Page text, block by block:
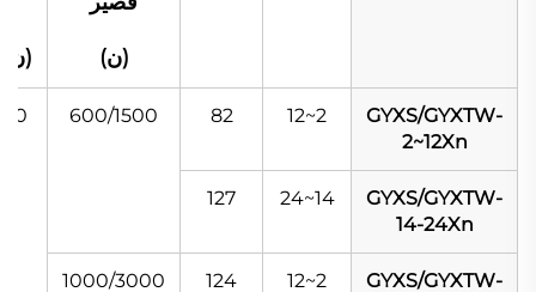
(ن) (ن/100مم)
GYXS/GYXTW-
2~12Xn
2~12
82
600/1500
GYXS/GYXTW-
14-24Xn
14~24
127
GYXS/GYXTW-
2~12
124
1000/3000